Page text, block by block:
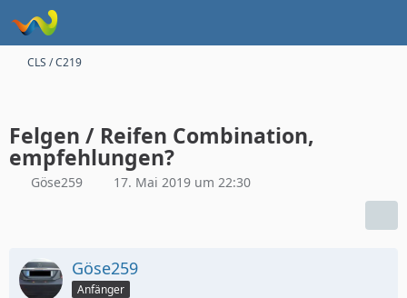
CLS / C219
Felgen / Reifen Combination,
empfehlungen?
Göse259 17. Mai 2019 um 22:30
Göse259
Anfänger